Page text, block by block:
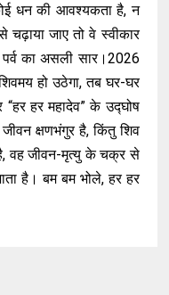
धन की आवश्यकता है, न
जाए तो वे स्वीकार
का असली सार।2026
हो उठेगा, तब घर-घर
हर महादेव” के उद्घोष
क्षणभंगुर है, किंतु शिव
वह जीवन-मृत्यु के चक्र से
है। बम बम भोले, हर हर